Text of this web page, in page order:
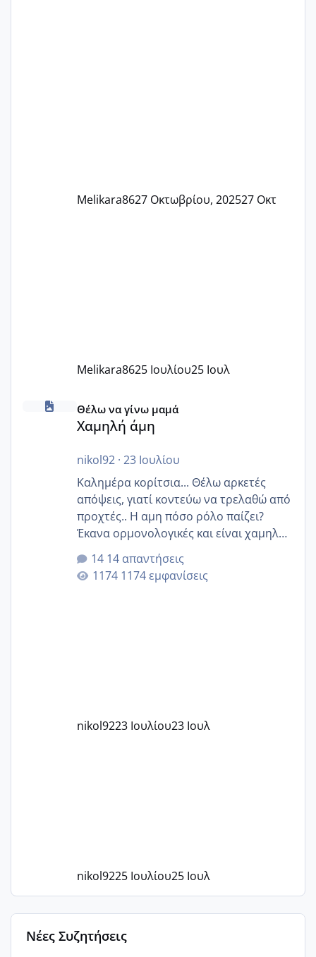
Melikara8627 Οκτωβρίου, 202527 Οκτ
Melikara8625 Ιουλίου25 Ιουλ
Χαμηλή άμη
Θέλω να γίνω μαμά
Χαμηλή άμη
nikol92· 23 Ιουλίου
Καλημέρα κορίτσια... Θέλω αρκετές
απόψεις, γιατί κοντεύω να τρελαθώ από
προχτές.. Η αμη πόσο ρόλο παίζει?
Έκανα ορμονολογικές και είναι χαμηλή
για την ηλικία μου.. Είχα ήδη μια
εγκυμοσύνη, που έπρεπε να τερματιστεί
στην 27η εβδομάδα και προσπαθώ 7
14 απαντήσεις
1174 εμφανίσεις
nikol9223 Ιουλίου23 Ιουλ
nikol9225 Ιουλίου25 Ιουλ
Νέες Συζητήσεις